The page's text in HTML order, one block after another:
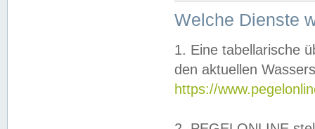
Welche Dienste
1. Eine tabellarische
den aktuellen
https://